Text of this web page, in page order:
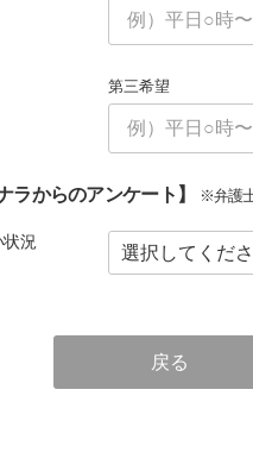
第三希望
ラからのアンケート】 ※弁護
況